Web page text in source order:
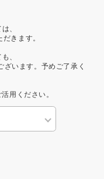
、
きます。
、
います。予めご了承く
用ください。